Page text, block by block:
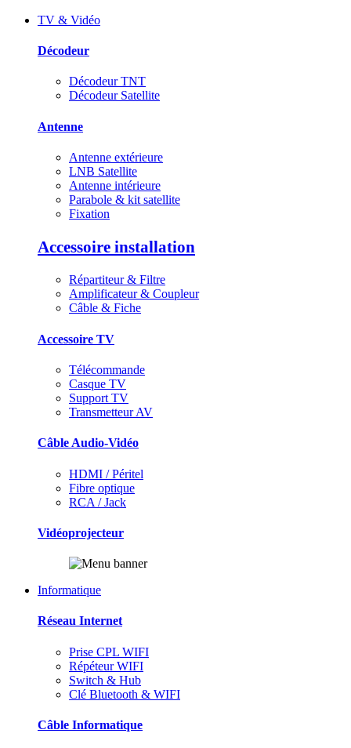
TV & Vidéo
Décodeur
Décodeur TNT
Décodeur Satellite
Antenne
Antenne extérieure
LNB Satellite
Antenne intérieure
Parabole & kit satellite
Fixation
Accessoire installation
Répartiteur & Filtre
Amplificateur & Coupleur
Câble & Fiche
Accessoire TV
Télécommande
Casque TV
Support TV
Transmetteur AV
Câble Audio-Vidéo
HDMI / Péritel
Fibre optique
RCA / Jack
Vidéoprojecteur
Informatique
Réseau Internet
Prise CPL WIFI
Répéteur WIFI
Switch & Hub
Clé Bluetooth & WIFI
Câble Informatique